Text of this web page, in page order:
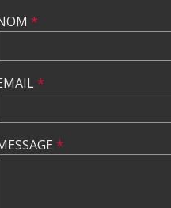
*
*
*